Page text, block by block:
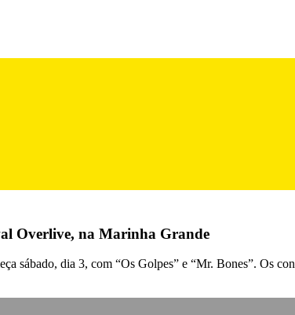
Overlive, na Marinha Grande
sábado, dia 3, com “Os Golpes” e “Mr. Bones”. Os